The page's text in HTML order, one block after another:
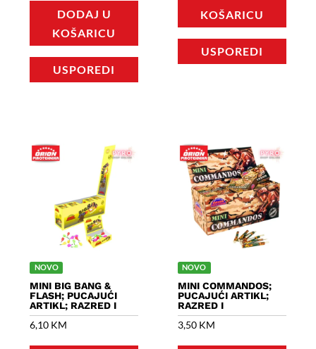
DODAJ U
KOŠARICU
USPOREDI
KOŠARICU
USPOREDI
NOVO
MINI BIG BANG &
FLASH; PUCAJUĆI
ARTIKL; RAZRED I
6,10 KM
NOVO
MINI COMMANDOS;
PUCAJUĆI ARTIKL;
RAZRED I
3,50 KM